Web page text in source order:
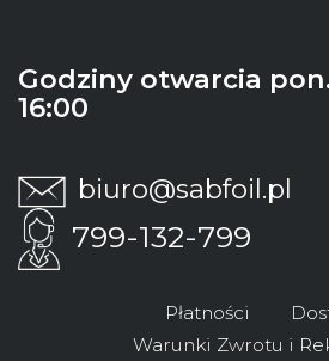
Godziny otwarcia
16:00
biuro@sabfoil.pl
799-132-799
Płatności
Warunki Zwrotu i